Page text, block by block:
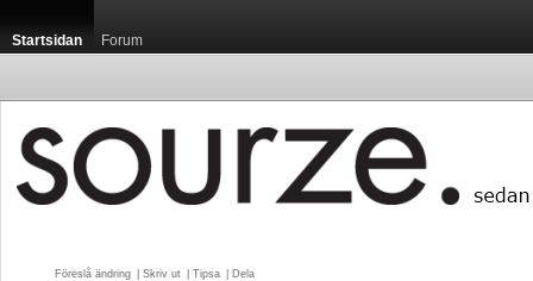
Startsidan Forum
Föreslå ändring Skriv ut Tipsa Dela